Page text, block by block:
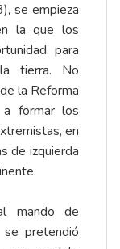
se empieza
la que los
para
tierra. No
la Reforma
formar los
en
de izquierda
mando de
pretendió